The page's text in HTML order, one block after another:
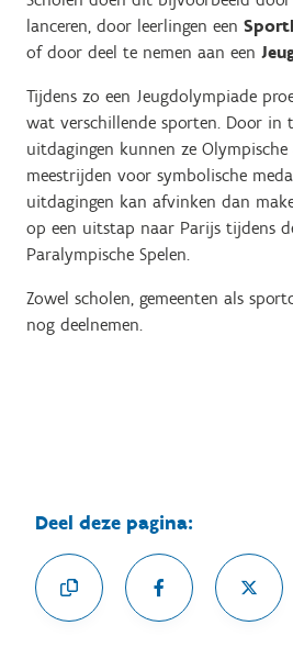
lanceren, door leerlingen een
of door deel te nemen aan een
Tijdens zo een Jeugdolympiade
wat verschillende sporten. Door in
uitdagingen kunnen ze
meestrijden voor symbolische
uitdagingen kan afvinken dan
op een uitstap naar Parijs tijdens
Paralympische Spelen.
Zowel scholen, gemeenten als
nog deelnemen.
Deel deze pagina: